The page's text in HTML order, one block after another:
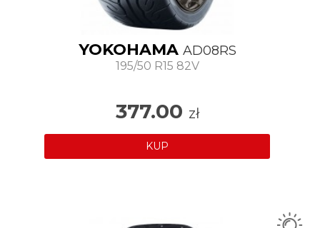
YOKOHAMA AD08RS
195/50 R15 82V
377.00 zł
KUP